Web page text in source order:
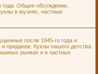
Общее обсуждение,
в музеях, частные
после 1945-го года и
приданое. Куклы нашего детства.
рынках и в частных